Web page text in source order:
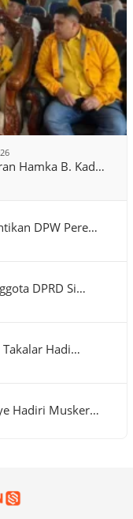
Hamka B. Kad…
DPW Pere…
DPRD Si…
Hadi…
Hadiri Musker…